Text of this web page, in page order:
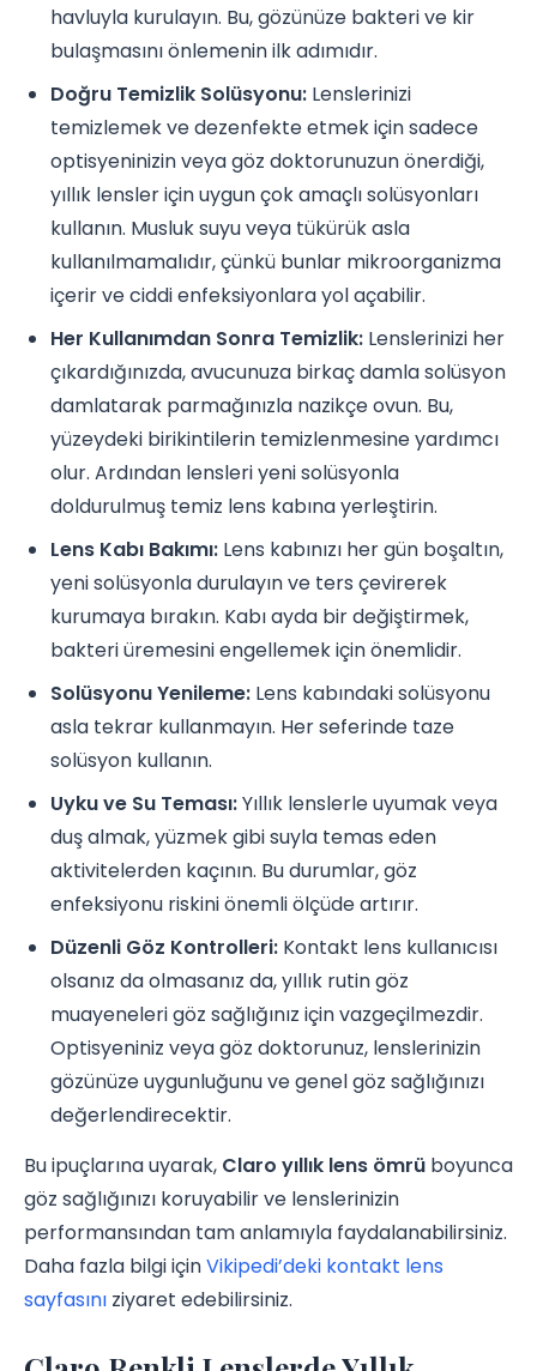
havluyla kurulayın. Bu, gözünüze bakteri ve kir
bulaşmasını önlemenin ilk adımıdır.
Doğru Temizlik Solüsyonu: Lenslerinizi
temizlemek ve dezenfekte etmek için sadece
optisyeninizin veya göz doktorunuzun önerdiği,
yıllık lensler için uygun çok amaçlı solüsyonları
kullanın. Musluk suyu veya tükürük asla
kullanılmamalıdır, çünkü bunlar mikroorganizma
içerir ve ciddi enfeksiyonlara yol açabilir.
Her Kullanımdan Sonra Temizlik: Lenslerinizi her
çıkardığınızda, avucunuza birkaç damla solüsyon
damlatarak parmağınızla nazikçe ovun. Bu,
yüzeydeki birikintilerin temizlenmesine yardımcı
olur. Ardından lensleri yeni solüsyonla
doldurulmuş temiz lens kabına yerleştirin.
Lens Kabı Bakımı: Lens kabınızı her gün boşaltın,
yeni solüsyonla durulayın ve ters çevirerek
kurumaya bırakın. Kabı ayda bir değiştirmek,
bakteri üremesini engellemek için önemlidir.
Solüsyonu Yenileme: Lens kabındaki solüsyonu
asla tekrar kullanmayın. Her seferinde taze
solüsyon kullanın.
Uyku ve Su Teması:Yıllık lenslerle uyumak veya
duş almak, yüzmek gibi suyla temas eden
aktivitelerden kaçının. Bu durumlar, göz
enfeksiyonu riskini önemli ölçüde artırır.
Düzenli Göz Kontrolleri: Kontakt lens kullanıcısı
olsanız da olmasanız da, yıllık rutin göz
muayeneleri göz sağlığınız için vazgeçilmezdir.
Optisyeniniz veya göz doktorunuz, lenslerinizin
gözünüze uygunluğunu ve genel göz sağlığınızı
değerlendirecektir.
Bu ipuçlarına uyarak, Claro yıllık lens ömrü boyunca
göz sağlığınızı koruyabilir ve lenslerinizin
performansından tam anlamıyla faydalanabilirsiniz.
Daha fazla bilgi içinVikipedi’deki kontakt lens
sayfasını ziyaret edebilirsiniz.